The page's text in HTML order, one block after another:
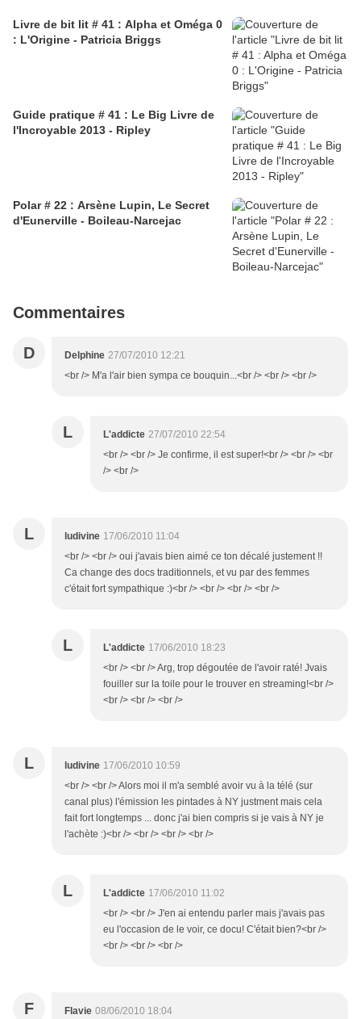
Livre de bit lit # 41 : Alpha et Oméga 0
: L'Origine - Patricia Briggs
Guide pratique # 41 : Le Big Livre de
l'Incroyable 2013 - Ripley
Polar # 22 : Arsène Lupin, Le Secret
d'Eunerville - Boileau-Narcejac
Commentaires
D Delphine 27/07/2010 12:21
<br /> M'a l'air bien sympa ce bouquin...<br /> <br /> <br />
L L'addicte 27/07/2010 22:54
<br /> <br /> Je confirme, il est super!<br /> <br /> <br
/> <br />
L ludivine 17/06/2010 11:04
<br /> <br /> oui j'avais bien aimé ce ton décalé justement !!
Ca change des docs traditionnels, et vu par des femmes
c'était fort sympathique :)<br /> <br /> <br /> <br />
L L'addicte 17/06/2010 18:23
<br /> <br /> Arg, trop dégoutée de l'avoir raté! Jvais
fouiller sur la toile pour le trouver en streaming!<br />
<br /> <br /> <br />
L ludivine 17/06/2010 10:59
<br /> <br /> Alors moi il m'a semblé avoir vu à la télé (sur
canal plus) l'émission les pintades à NY justment mais cela
fait fort longtemps ... donc j'ai bien compris si je vais à NY je
l'achète :)<br /> <br /> <br /> <br />
L L'addicte 17/06/2010 11:02
<br /> <br /> J'en ai entendu parler mais j'avais pas
eu l'occasion de le voir, ce docu! C'était bien?<br />
<br /> <br /> <br />
F Flavie 08/06/2010 18:04